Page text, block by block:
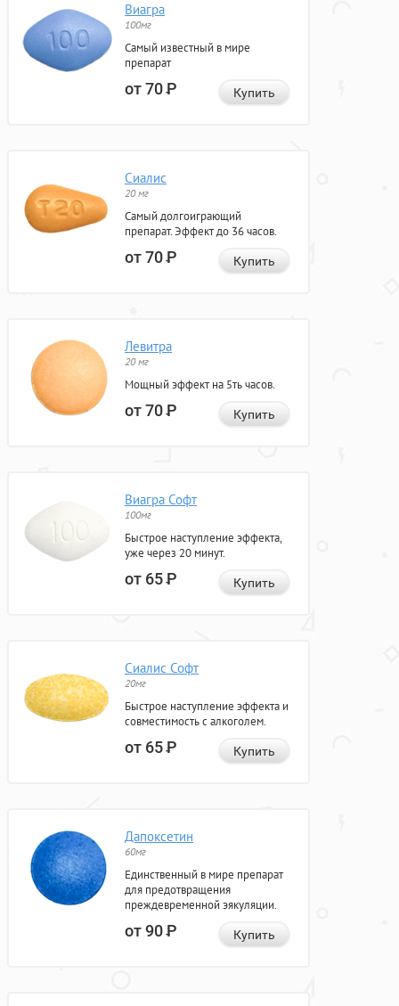
Виагра
100мг
Самый известный в мире
препарат
от 70Р Купить
Сиалис
20 мг
Самый долгоиграющий
препарат. Эффект до 36 часов.
от 70Р Купить
Левитра
20 мг
Мощный эффект на 5ть часов.
от 70Р Купить
Виагра Софт
100мг
Быстрое наступление эффекта,
уже через 20 минут.
от 65Р Купить
Сиалис Софт
20мг
Быстрое наступление эффекта и
совместимость с алкоголем.
от 65Р Купить
Дапоксетин
60мг
Единственный в мире препарат
для предотвращения
преждевременной эякуляции.
от 90Р Купить